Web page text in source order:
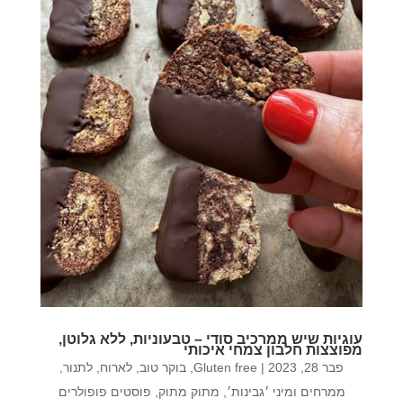
עוגיות שיש ממרכיב סודי – טבעוניות, ללא גלוטן,
מפוצצות חלבון צמחי איכותי
פבר 28, 2023 |
Gluten free בוקר טוב לארוח לתנור
ממרחים ומיני ׳גבינות׳
מתוק מתוק פוסטים פופולרים